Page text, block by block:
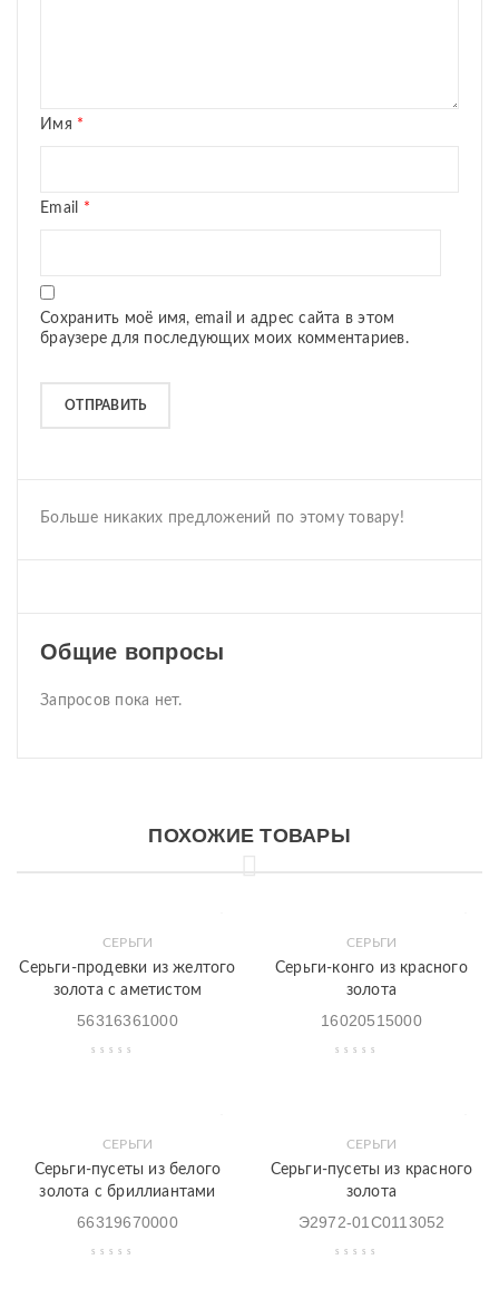
Имя *
Email *
Сохранить моё имя, email и адрес сайта в этом
браузере для последующих моих комментариев.
Больше никаких предложений по этому товару!
Общие вопросы
Запросов пока нет.
ПОХОЖИЕ ТОВАРЫ
СЕРЬГИ
Серьги-продевки из желтого
золота с аметистом
56316361000
СЕРЬГИ
Серьги-конго из красного
золота
16020515000
СЕРЬГИ
Серьги-пусеты из белого
золота с бриллиантами
66319670000
СЕРЬГИ
Серьги-пусеты из красного
золота
Э2972-01С0113052